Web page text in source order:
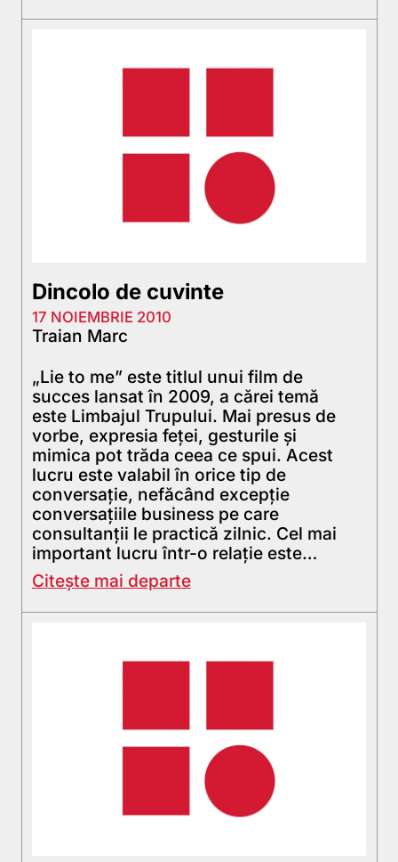
Dincolo de cuvinte
17 NOIEMBRIE 2010
Traian Marc
„Lie to me” este titlul unui film de
succes lansat în 2009, a cărei temă
este Limbajul Trupului. Mai presus de
vorbe, expresia feței, gesturile și
mimica pot trăda ceea ce spui. Acest
lucru este valabil în orice tip de
conversație, nefăcând excepție
conversațiile business pe care
consultanții le practică zilnic. Cel mai
important lucru într-o relație este…
Citește mai departe